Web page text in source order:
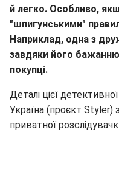
й легко. Особливо,
"шпигунськими"
Наприклад, одна з
завдяки його
покупці.
Деталі цієї
Україна (проєкт Styler)
приватної